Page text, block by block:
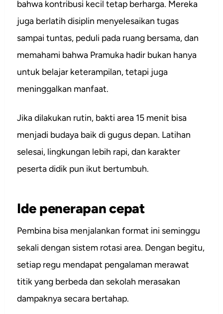
bahwa kontribusi kecil tetap berharga. Mereka
juga berlatih disiplin menyelesaikan tugas
sampai tuntas, peduli pada ruang bersama, dan
memahami bahwa Pramuka hadir bukan hanya
untuk belajar keterampilan, tetapi juga
meninggalkan manfaat.
Jika dilakukan rutin, bakti area 15 menit bisa
menjadi budaya baik di gugus depan. Latihan
selesai, lingkungan lebih rapi, dan karakter
peserta didik pun ikut bertumbuh.
Ide penerapan cepat
Pembina bisa menjalankan format ini seminggu
sekali dengan sistem rotasi area. Dengan begitu,
setiap regu mendapat pengalaman merawat
titik yang berbeda dan sekolah merasakan
dampaknya secara bertahap.